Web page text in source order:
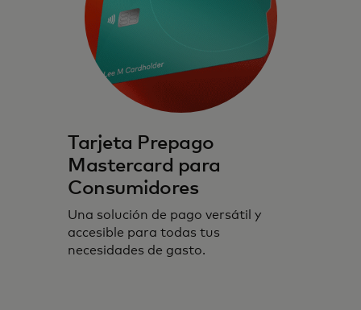
Tarjetas prepago que priorizan
experiencias digitales seguras, protegidas
y sin interrupciones.
Tarjeta Prepago
Mastercard para
Consumidores
Una solución de pago versátil y
accesible para todas tus
necesidades de gasto.